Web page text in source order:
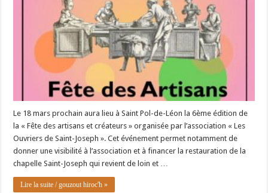
Le 18 mars prochain aura lieu à Saint Pol-de-Léon la 6ème édition de
la « Fête des artisans et créateurs » organisée par l’association « Les
Ouvriers de Saint-Joseph ». Cet événement permet notamment de
donner une visibilité à l’association et à financer la restauration de la
chapelle Saint-Joseph qui revient de loin et …
Lire la suite / gouzout hiroc'h »